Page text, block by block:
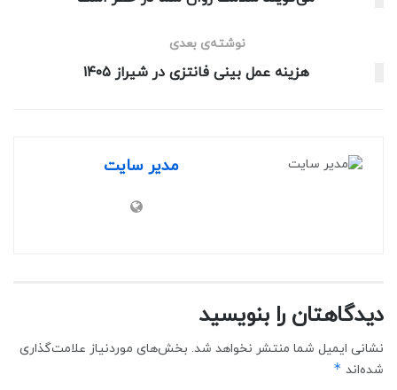
نوشته‌ی بعدی
هزینه عمل بینی فانتزی در شیراز ۱۴۰۵
مدیر سایت
دیدگاهتان را بنویسید
نشانی ایمیل شما منتشر نخواهد شد. بخش‌های موردنیاز علامت‌گذاری
شده‌اند *